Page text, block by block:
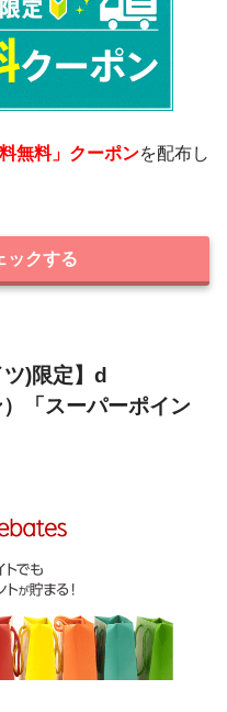
料無料」クーポンを配布し
クする
)限定】d
「スーパーポイン